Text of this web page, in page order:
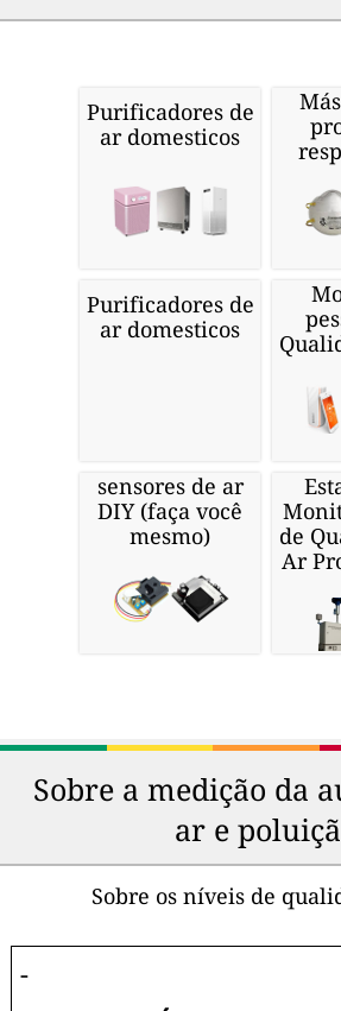
Purificadores de
ar domesticos
Purificadores de
ar domesticos
sensores de ar
DIY (faça você
mesmo)
de
Ar
Sobre a medição da
ar e
Sobre os níveis de
-